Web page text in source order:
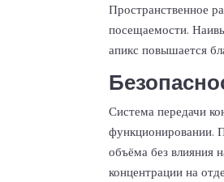
Пространственное
посещаемости.
апикс повышается
Система передачи
функционировании.
объёма без влияния
концентрации на